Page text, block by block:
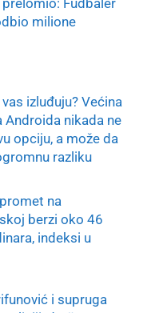
prelomio: Fudbaler
milione
izluđuju? Većina
Androida nikada ne
opciju, a može da
razliku
na
berzi oko 46
indeksi u
i supruga